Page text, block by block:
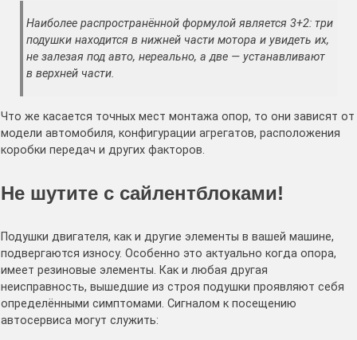
Наиболее распространённой формулой является 3+2: три
подушки находится в нижней части мотора и увидеть их,
не залезая под авто, нереально, а две — устанавливают
в верхней части.
Что же касается точных мест монтажа опор, то они зависят от
модели автомобиля, конфигурации агрегатов, расположения
коробки передач и других факторов.
Не шутите с сайлентблоками!
Подушки двигателя, как и другие элементы в вашей машине,
подвергаются износу. Особенно это актуально когда опора,
имеет резиновые элементы. Как и любая другая
неисправность, вышедшие из строя подушки проявляют себя
определёнными симптомами. Сигналом к посещению
автосервиса могут служить: